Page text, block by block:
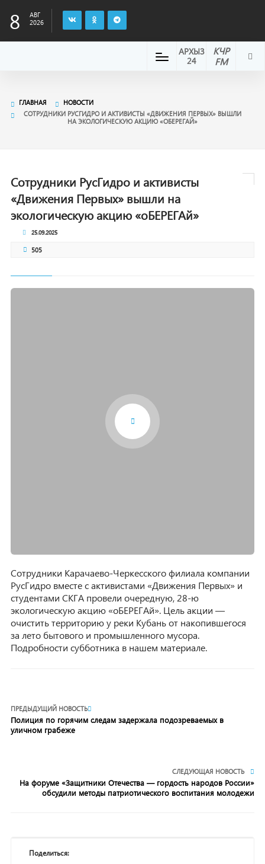
8
АВГ
2026
КЧР
FM
АРХЫЗ
24
ГЛАВНАЯ
НОВОСТИ
СОТРУДНИКИ РУСГИДРО И АКТИВИСТЫ «ДВИЖЕНИЯ ПЕРВЫХ» ВЫШЛИ
НА ЭКОЛОГИЧЕСКУЮ АКЦИЮ «ОБЕРЕГАЙ»
Сотрудники РусГидро и активисты
«Движения Первых» вышли на
экологическую акцию «оБЕРЕГАй»
25.09.2025
505
Сотрудники Карачаево-Черкесского филиала компании
РусГидро вместе с активистами «Движения Первых» и
студентами СКГА провели очередную, 28-ю
экологическую акцию «оБЕРЕГАй». Цель акции —
очистить территорию у реки Кубань от накопившегося
за лето бытового и промышленного мусора.
Подробности субботника в нашем материале.
ПРЕДЫДУЩИЙ НОВОСТЬ
Полиция по горячим следам задержала подозреваемых в
уличном грабеже
СЛЕДУЮЩАЯ НОВОСТЬ
На форуме «Защитники Отечества — гордость народов России»
обсудили методы патриотического воспитания молодежи
Поделиться: